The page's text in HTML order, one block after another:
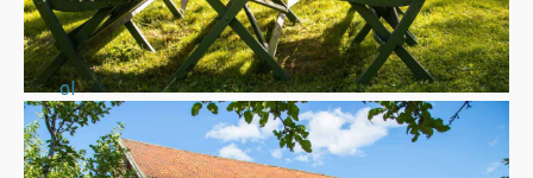
ol